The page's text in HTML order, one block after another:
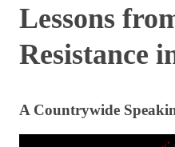
Lessons
Resistance
A Countrywide